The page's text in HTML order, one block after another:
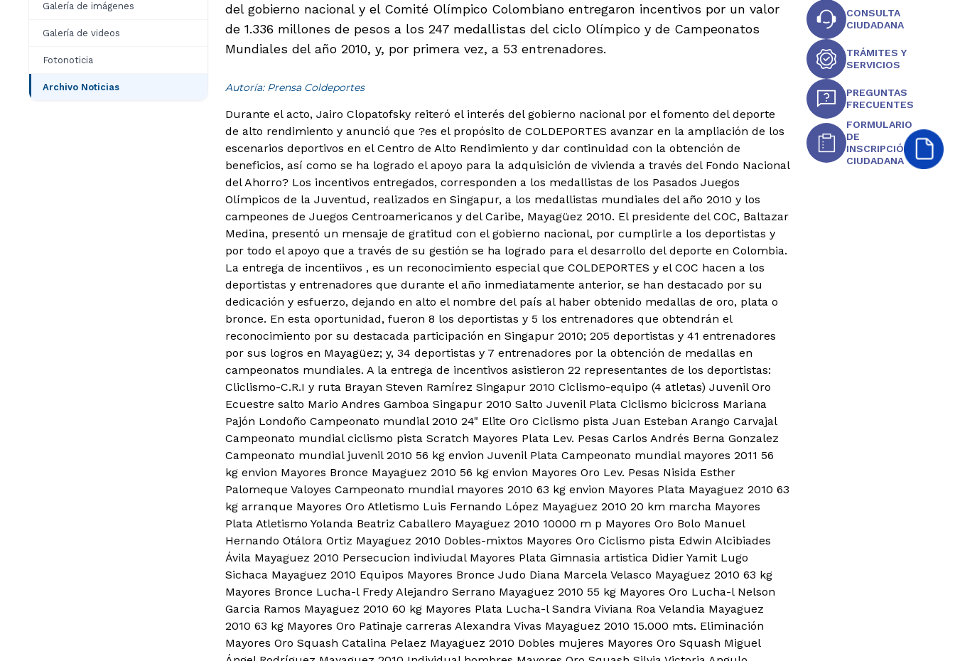
Galería de imágenes
Galería de videos
Fotonoticia
Archivo Noticias
del gobierno nacional y el Comité Olímpico Colombiano entregaron incentivos por un valor
de 1.336 millones de pesos a los 247 medallistas del ciclo Olímpico y de Campeonatos
Mundiales del año 2010, y, por primera vez, a 53 entrenadores.
Autoría: Prensa Coldeportes
Durante el acto, Jairo Clopatofsky reiteró el interés del gobierno nacional por el fomento del deporte
de alto rendimiento y anunció que ?es el propósito de COLDEPORTES avanzar en la ampliación de los
escenarios deportivos en el Centro de Alto Rendimiento y dar continuidad con la obtención de
beneficios, así como se ha logrado el apoyo para la adquisición de vivienda a través del Fondo Nacional
del Ahorro?Los incentivos entregados, corresponden a los medallistas de los Pasados Juegos
Olímpicos de la Juventud, realizados en Singapur, a los medallistas mundiales del año 2010 y los
campeones de Juegos Centroamericanos y del Caribe, Mayagüez 2010. El presidente del COC, Baltazar
Medina, presentó un mensaje de gratitud con el gobierno nacional, por cumplirle a los deportistas y
por todo el apoyo que a través de su gestión se ha logrado para el desarrollo del deporte en Colombia.
La entrega de incentiivos , es un reconocimiento especial que COLDEPORTES y el COC hacen a los
deportistas y entrenadores que durante el año inmediatamente anterior, se han destacado por su
dedicación y esfuerzo, dejando en alto el nombre del país al haber obtenido medallas de oro, plata o
bronce. En esta oportunidad, fueron 8 los deportistas y 5 los entrenadores que obtendrán el
reconocimiento por su destacada participación en Singapur 2010; 205 deportistas y 41 entrenadores
por sus logros en Mayagüez; y, 34 deportistas y 7 entrenadores por la obtención de medallas en
campeonatos mundiales. A la entrega de incentivos asistieron 22 representantes de los deportistas:
Cliclismo-C.R.I y ruta Brayan Steven Ramírez Singapur 2010 Ciclismo-equipo (4 atletas) Juvenil Oro
Ecuestre salto Mario Andres Gamboa Singapur 2010 Salto Juvenil Plata Ciclismo bicicross Mariana
Pajón Londoño Campeonato mundial 2010 24" Elite Oro Ciclismo pista Juan Esteban Arango Carvajal
Campeonato mundial ciclismo pista Scratch Mayores Plata Lev. Pesas Carlos Andrés Berna Gonzalez
Campeonato mundial juvenil 2010 56 kg envion Juvenil Plata Campeonato mundial mayores 2011 56
kg envion Mayores Bronce Mayaguez 2010 56 kg envion Mayores Oro Lev. Pesas Nisida Esther
Palomeque Valoyes Campeonato mundial mayores 2010 63 kg envion Mayores Plata Mayaguez 2010 63
kg arranque Mayores Oro Atletismo Luis Fernando López Mayaguez 2010 20 km marcha Mayores
Plata Atletismo Yolanda Beatriz Caballero Mayaguez 2010 10000 m p Mayores Oro Bolo Manuel
Hernando Otálora Ortiz Mayaguez 2010 Dobles-mixtos Mayores Oro Ciclismo pista Edwin Alcibiades
Ávila Mayaguez 2010 Persecucion indiviudal Mayores Plata Gimnasia artistica Didier Yamit Lugo
Sichaca Mayaguez 2010 Equipos Mayores Bronce Judo Diana Marcela Velasco Mayaguez 2010 63 kg
Mayores Bronce Lucha-l Fredy Alejandro Serrano Mayaguez 2010 55 kg Mayores Oro Lucha-l Nelson
Garcia Ramos Mayaguez 2010 60 kg Mayores Plata Lucha-l Sandra Viviana Roa Velandia Mayaguez
2010 63 kg Mayores Oro Patinaje carreras Alexandra Vivas Mayaguez 2010 15.000 mts. Eliminación
Mayores Oro Squash Catalina Pelaez Mayaguez 2010 Dobles mujeres Mayores Oro Squash Miguel
CONSULTA
CIUDADANA
TRÁMITES Y
SERVICIOS
PREGUNTAS
FRECUENTES
FORMULARIO
DE
INSCRIPCIÓN
CIUDADANA